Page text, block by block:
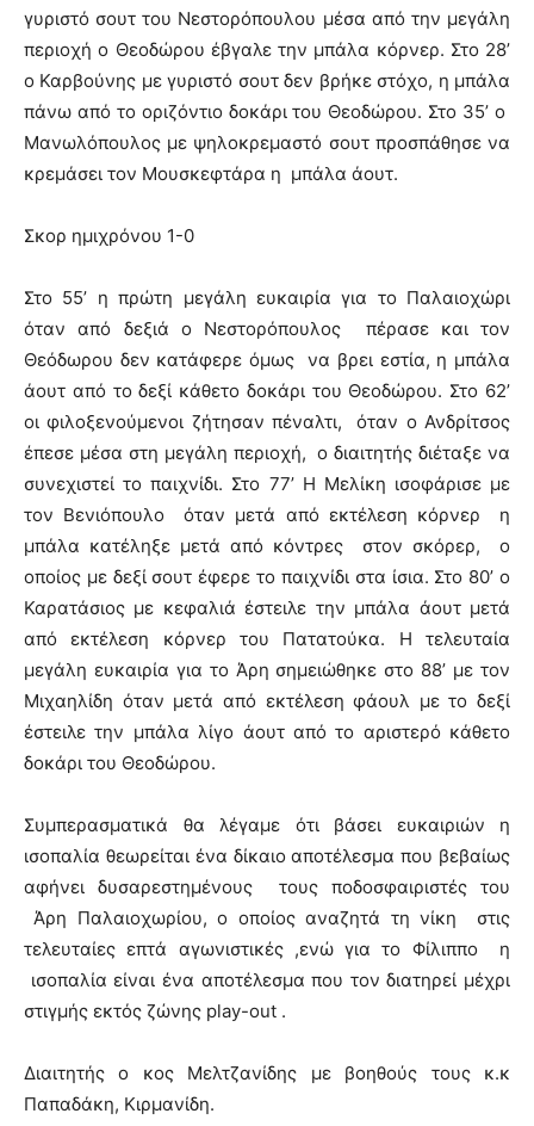
γυριστό σουτ του Νεστορόπουλου μέσα από την μεγάλη
περιοχή ο Θεοδώρου έβγαλε την μπάλα κόρνερ. Στο 28’
ο Καρβούνης με γυριστό σουτ δεν βρήκε στόχο, η μπάλα
πάνω από το οριζόντιο δοκάρι του Θεοδώρου. Στο 35’ ο
Μανωλόπουλος με ψηλοκρεμαστό σουτ προσπάθησε να
κρεμάσει τον Μουσκεφτάρα η μπάλα άουτ.
Σκορ ημιχρόνου 1-0
Στο 55’ η πρώτη μεγάλη ευκαιρία για το Παλαιοχώρι
όταν από δεξιά ο Νεστορόπουλος πέρασε και τον
Θεόδωρου δεν κατάφερε όμως να βρει εστία, η μπάλα
άουτ από το δεξί κάθετο δοκάρι του Θεοδώρου. Στο 62’
οι φιλοξενούμενοι ζήτησαν πέναλτι, όταν ο Ανδρίτσος
έπεσε μέσα στη μεγάλη περιοχή, ο διαιτητής διέταξε να
συνεχιστεί το παιχνίδι. Στο 77’ Η Μελίκη ισοφάρισε με
τον Βενιόπουλο όταν μετά από εκτέλεση κόρνερ η
μπάλα κατέληξε μετά από κόντρες στον σκόρερ, ο
οποίος με δεξί σουτ έφερε το παιχνίδι στα ίσια. Στο 80’ ο
Καρατάσιος με κεφαλιά έστειλε την μπάλα άουτ μετά
από εκτέλεση κόρνερ του Πατατούκα. Η τελευταία
μεγάλη ευκαιρία για το Άρη σημειώθηκε στο 88’ με τον
Μιχαηλίδη όταν μετά από εκτέλεση φάουλ με το δεξί
έστειλε την μπάλα λίγο άουτ από το αριστερό κάθετο
δοκάρι του Θεοδώρου.
Συμπερασματικά θα λέγαμε ότι βάσει ευκαιριών η
ισοπαλία θεωρείται ένα δίκαιο αποτέλεσμα που βεβαίως
αφήνει δυσαρεστημένους τους ποδοσφαιριστές του
Άρη Παλαιοχωρίου, ο οποίος αναζητά τη νίκη στις
τελευταίες επτά αγωνιστικές ,ενώ για το Φίλιππο η
ισοπαλία είναι ένα αποτέλεσμα που τον διατηρεί μέχρι
στιγμής εκτός ζώνης play-out .
Διαιτητής ο κος Μελτζανίδης με βοηθούς τους κ.κ
Παπαδάκη, Κιρμανίδη.